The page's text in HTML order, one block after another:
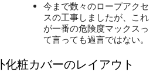
今まで数々のロープアクセ
スの工事しましたが、これ
が一番の危険度マックスっ
て言っても過言ではない。
化粧カバーのレイアウト